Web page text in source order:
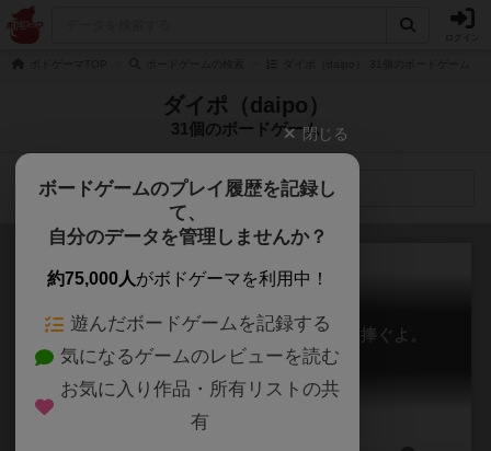
ダイポ（daipo）
31個のボードゲーム
検索メニュー
たった今考えたプロポーズの言葉を君に捧ぐよ。
Instant Propose
閉じる
ボードゲームのプレイ履歴を記録し
て、
自分のデータを管理しませんか？
約75,000人がボドゲーマを利用中！
遊んだボードゲームを記録する
気になるゲームのレビューを読む
お気に入り作品・所有リストの共
有